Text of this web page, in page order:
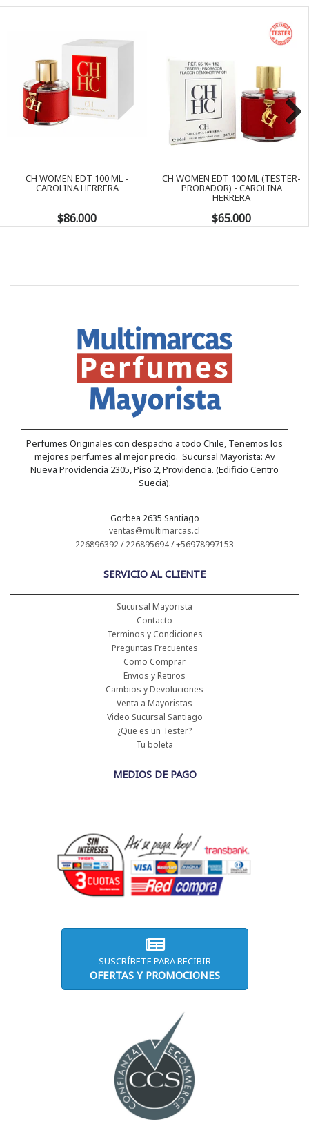
CH WOMEN EDT 100 ML -
CAROLINA HERRERA
$86.000
CH WOMEN EDT 100 ML (TESTER-
PROBADOR) - CAROLINA
HERRERA
$65.000
Next
Perfumes Originales con despacho a todo Chile, Tenemos los
mejores perfumes al mejor precio. Sucursal Mayorista: Av
Nueva Providencia 2305, Piso 2, Providencia. (Edificio Centro
Suecia).
Gorbea 2635 Santiago
ventas@multimarcas.cl
226896392 / 226895694 / +56978997153
SERVICIO AL CLIENTE
Sucursal Mayorista
Contacto
Terminos y Condiciones
Preguntas Frecuentes
Como Comprar
Envios y Retiros
Cambios y Devoluciones
Venta a Mayoristas
Video Sucursal Santiago
¿Que es un Tester?
Tu boleta
MEDIOS DE PAGO
SUSCRÍBETE PARA RECIBIR
OFERTAS Y PROMOCIONES